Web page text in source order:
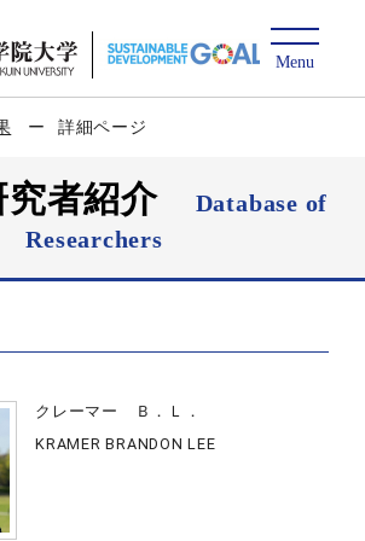
詳細ページ
究者紹介
Database of
Researchers
クレーマー Ｂ．Ｌ．
KRAMER BRANDON LEE